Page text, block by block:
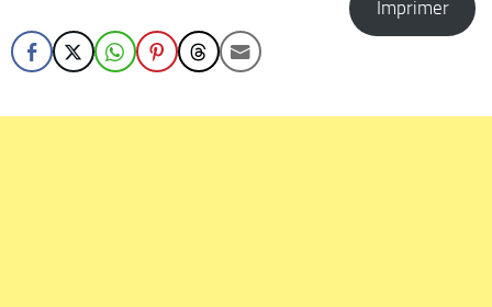
Imprimer